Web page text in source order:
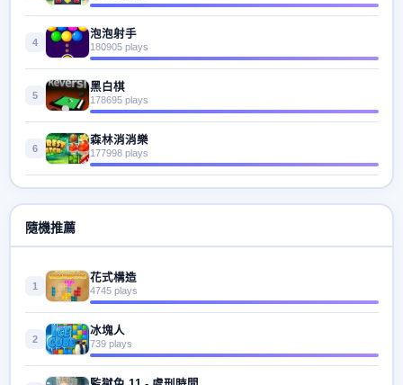
4
泡泡射手
180905 plays
5
黑白棋
178695 plays
6
森林消消樂
177998 plays
隨機推薦
1
花式構造
4745 plays
2
冰塊人
739 plays